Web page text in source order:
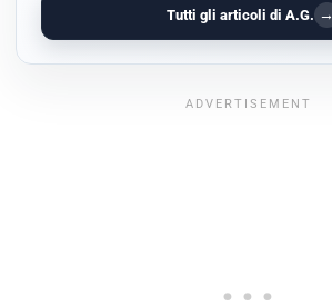
Tutti gli articoli di A.G. →